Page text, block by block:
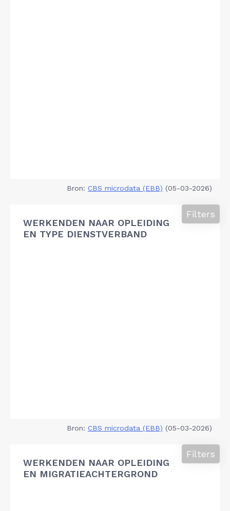
Bron: CBS microdata (EBB) (05-03-2026)
WERKENDEN NAAR OPLEIDING
EN TYPE DIENSTVERBAND
Filters
Bron: CBS microdata (EBB) (05-03-2026)
WERKENDEN NAAR OPLEIDING
EN MIGRATIEACHTERGROND
Filters